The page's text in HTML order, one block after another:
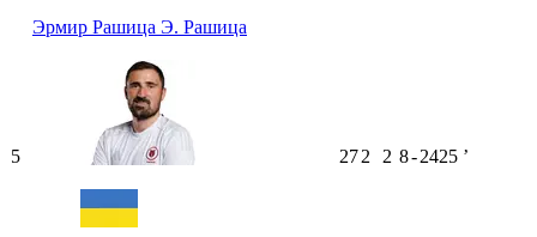
Эрмир Рашица Э. Рашица
5 272 2 8-2425 ʼ